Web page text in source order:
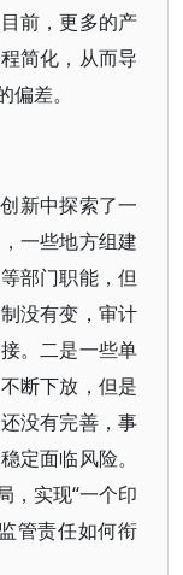
前，更多的产
简化，从而导
差。
新中探索了一
一些地方组建
部门职能，但
没有变，审计
。二是一些单
断下放，但是
没有完善，事
定面临风险。
，实现“一个印
管责任如何衔